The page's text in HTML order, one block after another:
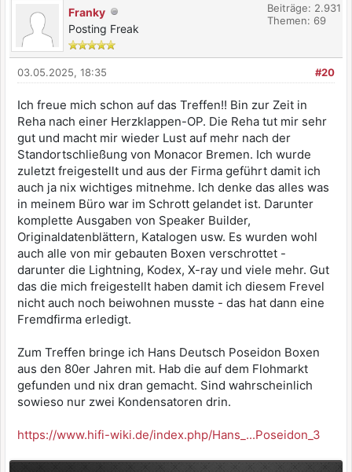
Franky
Posting Freak
Beiträge: 2.931
Themen: 69
#20
03.05.2025, 18:35
Ich freue mich schon auf das Treffen!! Bin zur Zeit in
Reha nach einer Herzklappen-OP. Die Reha tut mir sehr
gut und macht mir wieder Lust auf mehr nach der
Standortschließung von Monacor Bremen. Ich wurde
zuletzt freigestellt und aus der Firma geführt damit ich
auch ja nix wichtiges mitnehme. Ich denke das alles was
in meinem Büro war im Schrott gelandet ist. Darunter
komplette Ausgaben von Speaker Builder,
Originaldatenblättern, Katalogen usw. Es wurden wohl
auch alle von mir gebauten Boxen verschrottet -
darunter die Lightning, Kodex, X-ray und viele mehr. Gut
das die mich freigestellt haben damit ich diesem Frevel
nicht auch noch beiwohnen musste - das hat dann eine
Fremdfirma erledigt.
Zum Treffen bringe ich Hans Deutsch Poseidon Boxen
aus den 80er Jahren mit. Hab die auf dem Flohmarkt
gefunden und nix dran gemacht. Sind wahrscheinlich
sowieso nur zwei Kondensatoren drin.
https://www.hifi-wiki.de/index.php/Hans_...Poseidon_3